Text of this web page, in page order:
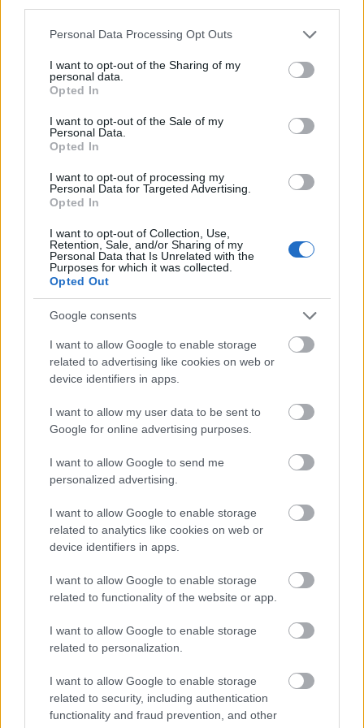
Please note that this website/app uses one or more Google
not limited to your visit or usage behaviour. You may click to
grant or deny consent to Google and its third-party tags to
use your data for below specified purposes in below Google
consent section.
Personal Data Processing Opt Outs
I want to opt-out of the Sharing of my
personal data.
Opted In
I want to opt-out of the Sale of my
Personal Data.
Opted In
I want to opt-out of processing my
Personal Data for Targeted Advertising.
Opted In
I want to opt-out of Collection, Use,
Retention, Sale, and/or Sharing of my
Personal Data that Is Unrelated with the
Purposes for which it was collected.
Opted Out
Google consents
I want to allow Google to enable storage
related to advertising like cookies on web or
device identifiers in apps.
I want to allow my user data to be sent to
Google for online advertising purposes.
I want to allow Google to send me
personalized advertising.
I want to allow Google to enable storage
related to analytics like cookies on web or
device identifiers in apps.
I want to allow Google to enable storage
related to functionality of the website or app.
I want to allow Google to enable storage
related to personalization.
I want to allow Google to enable storage
related to security, including authentication
functionality and fraud prevention, and other
sabor e densidade nutricional. Ao lado das carnes,
fatias de queijo integral repousam orgulhosamente,
vermelhos mais profundos dos cortes crus. Uma
tigela lisa de iogurte cremoso, com sua superfície
brilhante refletindo a luz, enfatiza ainda mais as
fontes lácteas de CLA, proporcionando equilíbrio
visual e reforçando o tema de abundância saudável
e rica em nutrientes.
Dispostos graciosamente em torno desses
alimentos de origem animal, encontram-se
composição tanto nutricional quanto esteticamente.
Abacates cortados ao meio, com sua polpa verde
vibrante em contraste com os caroços mais escuros
e a casca granulada, repousam perto de cachos de
nozes e sementes de girassol, cada um adicionando
macia e amanteigada dos abacates contrasta com a
aspereza terrosa das nozes e a precisão geométrica
e crocante das sementes, lembrando ao observador
que o bem-estar está enraizado na variedade tanto
quanto na qualidade. Esses elementos vegetais não
competem com as carnes e laticínios, mas sim os
realçam, emoldurando visualmente os itens centrais
e ampliando a narrativa de equilíbrio e diversidade
em dietas ricas em CLA.
plano central enriquece ainda mais a composição
com ramos e cachos de uvas frescos e verdes, além
de elementos decorativos como vasos de cerâmica
rústica. Essas adições situam a cena em um contexto
mais amplo de abundância natural, sugerindo que a
de um ecossistema florescente de sabores e
texturas. Elevando-se acima, girassóis brilhantes
dourado, suas formas circulares e pétalas vibrantes
irradiando energia e calor. Eles não apenas unem a
composição com harmonia visual, mas também